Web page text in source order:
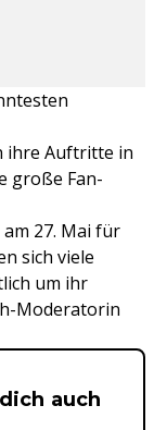
ihre Auftritte in
große Fan-
27. Mai für
sich viele
um ihr
Moderatorin
auch